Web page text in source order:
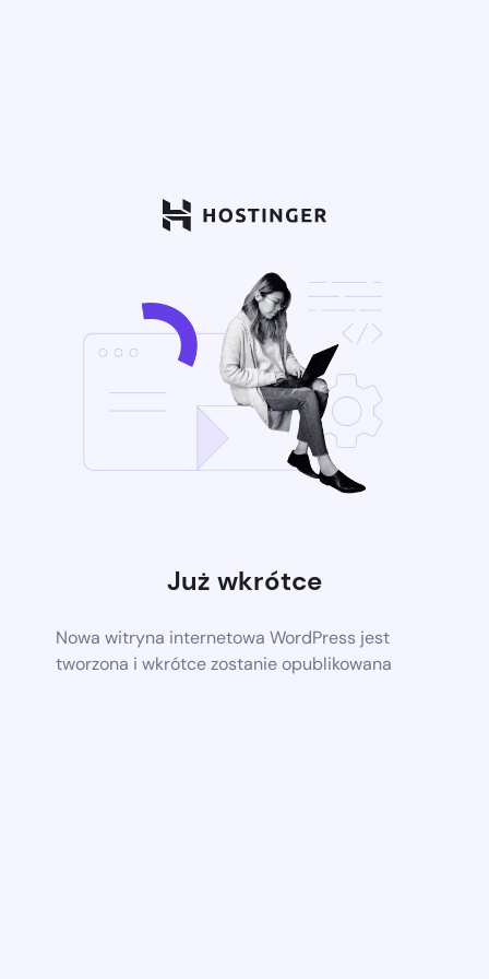
Już wkrótce
Nowa witryna internetowa WordPress jest
tworzona i wkrótce zostanie opublikowana